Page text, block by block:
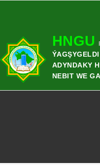
HNGU
ADYNDAKY
NEBIT WE